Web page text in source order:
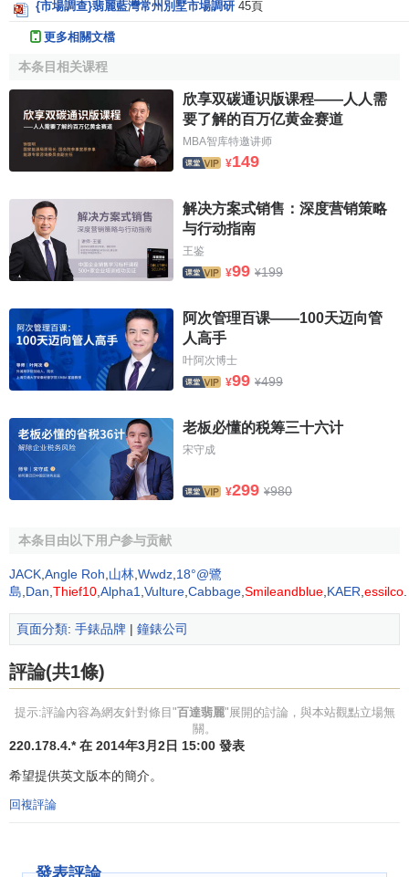
多年以來，百達翡麗致力建立獨特的風格，其創製的手
列運動表、Golden Ellipse系列名錶、Flamme系列女裝表及
*Calatrava系列
1932年，百達翡麗推出卓
爾不凡的Calatrava系列男裝腕
表，渾圓錶面，設計典雅，時
至今日，Calatrava系列男女腕
表仍是百達翡麗最受歡迎的表
歡迎的表款肯定是非常不平凡
的，單以Calatrava系列為例，
就創製了至少24個不同型號。
Calatrava系列是以百達翡麗公司標誌，美麗的Calatrava
十字星（Calatrava Cross）——十字軍曾使用的美麗徽章而
命名。圖示Calatrava，手動上鏈腕表，釘紋表環，防水深度
25米，
或白金製造，獲日內瓦優質印記。
*Gondolo系列
外型優美的Gondolo系列
致完美的重要方針：銳意排除
術，務求超越極限。
每一型號的Gondolo系列
腕表，不論表號是桶形鑲鑽又
或是邊框呈梯狀的微拱長方形，均為精湛工藝傑作，其他鐘
錶製造商難以相比。手工精製的黃金波浪錶帶特別為
列腕表同樣適宜配品質上乘，顏色選擇眾多的真皮錶帶。
{市場調查}翡麗藍灣常州別墅市場調研 45頁
更多相關文檔
本条目相关课程
欣享双碳通识版课程——人人需
要了解的百万亿黄金赛道
MBA智库特邀讲师
¥149
解决方案式销售：深度营销策略
与行动指南
王鉴
¥99 ¥199
阿次管理百课——100天迈向管
人高手
叶阿次博士
¥99 ¥499
老板必懂的税筹三十六计
宋守成
¥299 ¥980
本条目由以下用户参与贡献
JACK Angle Roh 山林 Wwdz 18°@鷺
島 Dan Thief10 Alpha1 Vulture Cabbage Smileandblue KAER essilco
頁面分類: 手錶品牌 | 鐘錶公司
評論(共1條)
提示:評論內容為網友針對條目"百達翡麗"展開的討論，與本站觀點立場無
關。
220.178.4.* 在 2014年3月2日 15:00 發表
希望提供英文版本的簡介。
回複評論
發表評論